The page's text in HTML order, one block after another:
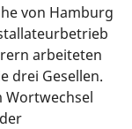
von Hamburg
arbeiteten
drei Gesellen.
Wortwechsel